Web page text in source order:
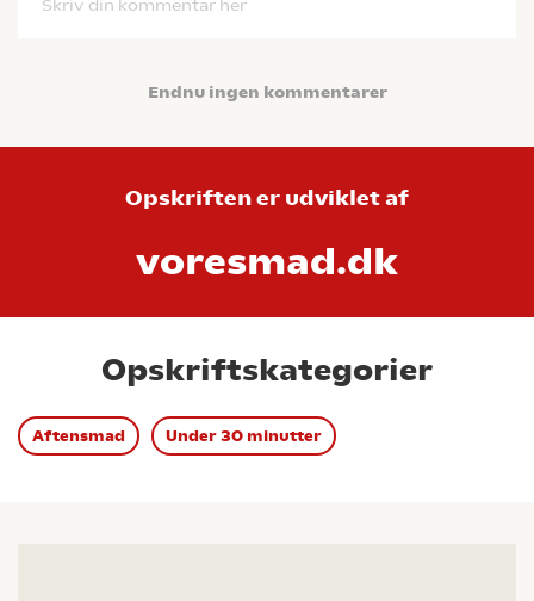
Skriv din kommentar her
Endnu ingen kommentarer
Opskriften er udviklet af
voresmad.dk
Opskriftskategorier
Aftensmad Under 30 minutter